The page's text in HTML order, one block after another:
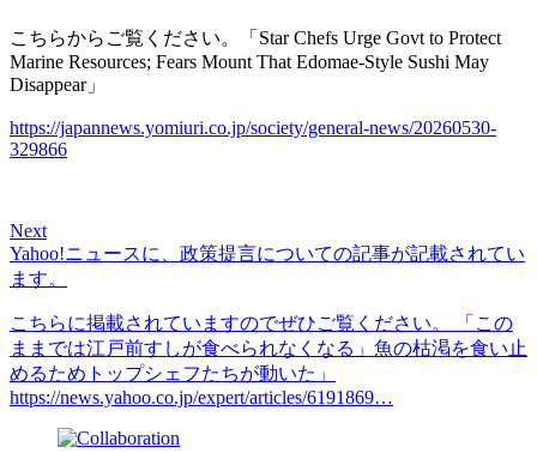
こちらからご覧ください。「Star Chefs Urge Govt to Protect
Marine Resources; Fears Mount That Edomae-Style Sushi May
Disappear」
https://japannews.yomiuri.co.jp/society/general-news/20260530-
329866
Next
Yahoo!ニュースに、政策提言についての記事が記載されてい
ます。
こちらに掲載されていますのでぜひご覧ください。 「この
ままでは江戸前すしが食べられなくなる」魚の枯渇を食い止
めるためトップシェフたちが動いた」
https://news.yahoo.co.jp/expert/articles/6191869…